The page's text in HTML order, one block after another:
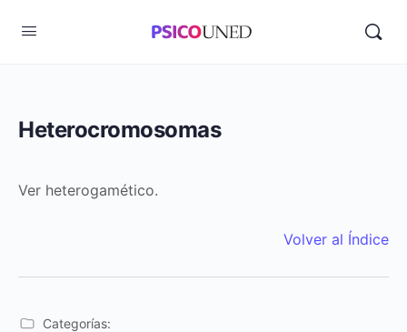
Heterocromosomas
Ver heterogamético.
Volver al Índice
Categorías: